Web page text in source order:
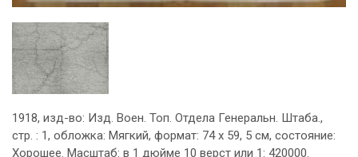
1918, изд-во: Изд. Воен. Топ. Отдела Генеральн. Штаба.,
стр. : 1, обложка: Мягкий, формат: 74 х 59, 5 см, состояние:
Хорошее. Масштаб: в 1 дюйме 10 верст или 1: 420000.